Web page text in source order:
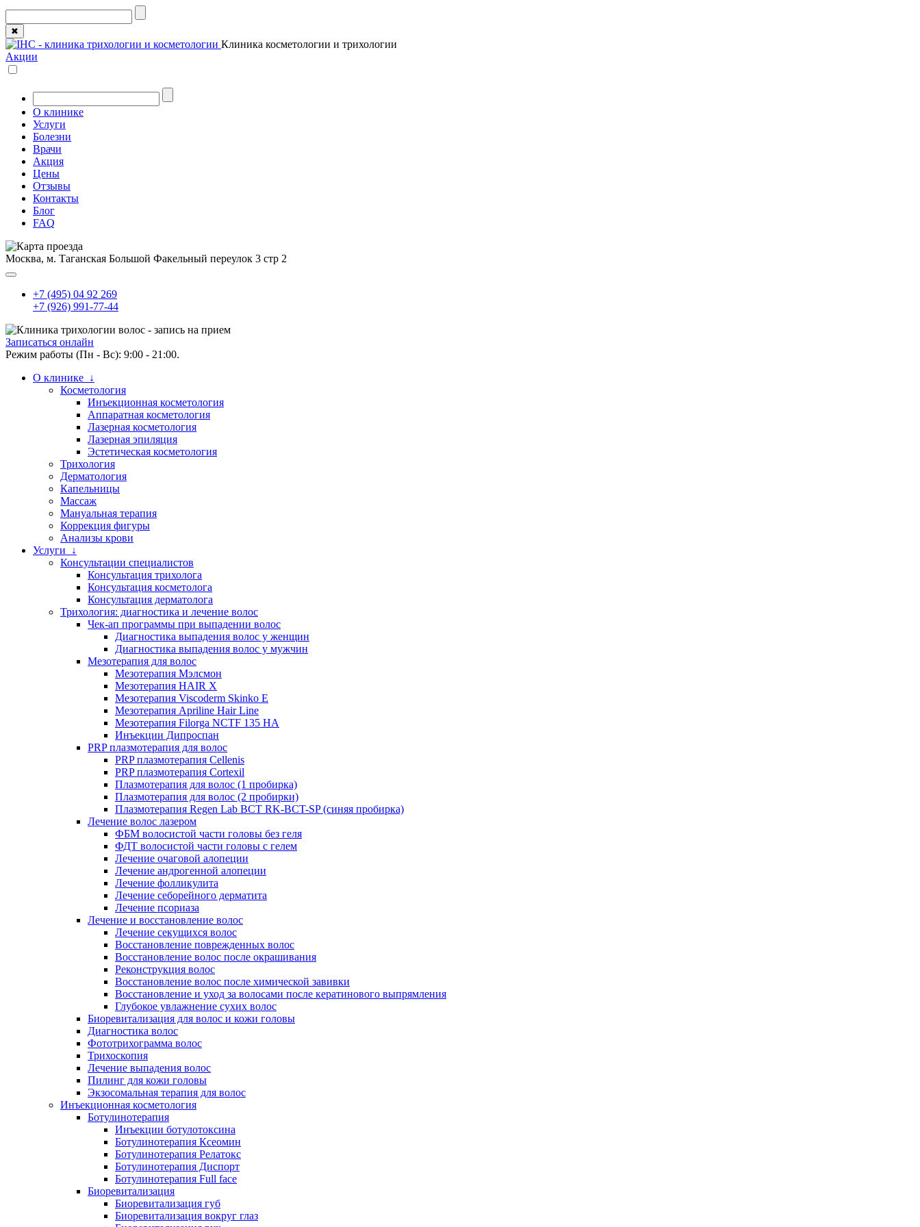
✖
Клиника косметологии и трихологии
Акции
О клинике
Услуги
Болезни
Врачи
Акция
Цены
Отзывы
Контакты
Блог
FAQ
Москва, м. Таганская Большой Факельный переулок 3 стр 2
+7 (495) 04 92 269
+7 (926) 991-77-44
Записаться онлайн
Режим работы (Пн - Вс): 9:00 - 21:00.
О клинике ↓
Косметология
Инъекционная косметология
Аппаратная косметология
Лазерная косметология
Лазерная эпиляция
Эстетическая косметология
Трихология
Дерматология
Капельницы
Массаж
Мануальная терапия
Коррекция фигуры
Анализы крови
Услуги ↓
Консультации специалистов
Консультация трихолога
Консультация косметолога
Консультация дерматолога
Трихология: диагностика и лечение волос
Чек-ап программы при выпадении волос
Диагностика выпадения волос у женщин
Диагностика выпадения волос у мужчин
Мезотерапия для волос
Мезотерапия Мэлсмон
Мезотерапия HAIR X
Мезотерапия Viscoderm Skinko E
Мезотерапия Apriline Hair Line
Мезотерапия Filorga NCTF 135 HA
Инъекции Дипроспан
PRP плазмотерапия для волос
PRP плазмотерапия Cellenis
PRP плазмотерапия Cortexil
Плазмотерапия для волос (1 пробирка)
Плазмотерапия для волос (2 пробирки)
Плазмотерапия Regen Lab BCT RK-BCT-SP (синяя пробирка)
Лечение волос лазером
ФБМ волосистой части головы без геля
ФДТ волосистой части головы с гелем
Лечение очаговой алопеции
Лечение андрогенной алопеции
Лечение фолликулита
Лечение себорейного дерматита
Лечение псориаза
Лечение и восстановление волос
Лечение секущихся волос
Восстановление поврежденных волос
Восстановление волос после окрашивания
Реконструкция волос
Восстановление волос после химической завивки
Восстановление и уход за волосами после кератинового выпрямления
Глубокое увлажнение сухих волос
Биоревитализация для волос и кожи головы
Диагностика волос
Фототрихограмма волос
Трихоскопия
Лечение выпадения волос
Пилинг для кожи головы
Экзосомальная терапия для волос
Инъекционная косметология
Ботулинотерапия
Инъекции ботулотоксина
Ботулинотерапия Ксеомин
Ботулинотерапия Релатокс
Ботулинотерапия Диспорт
Ботулинотерапия Full face
Биоревитализация
Биоревитализация губ
Биоревитализация вокруг глаз